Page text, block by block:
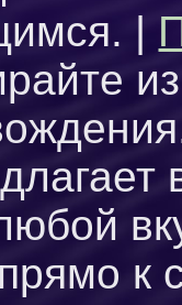
|
прямо к